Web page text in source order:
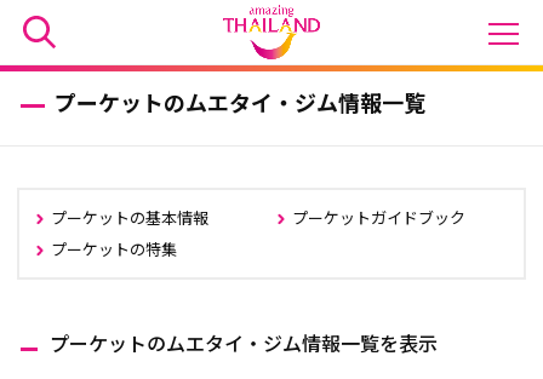
プーケットのムエタイ・ジム情報一覧
プーケットの基本情報
プーケットガイドブック
プーケットの特集
プーケットのムエタイ・ジム情報一覧を表示